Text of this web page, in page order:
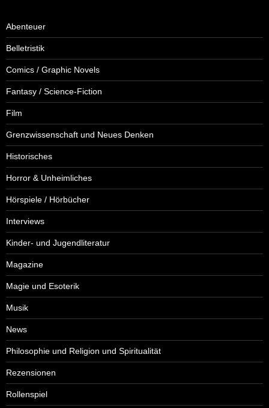
Abenteuer
Belletristik
Comics / Graphic Novels
Fantasy / Science-Fiction
Film
Grenzwissenschaft und Neues Denken
Historisches
Horror & Unheimliches
Hörspiele / Hörbücher
Interviews
Kinder- und Jugendliteratur
Magazine
Magie und Esoterik
Musik
News
Philosophie und Religion und Spiritualität
Rezensionen
Rollenspiel